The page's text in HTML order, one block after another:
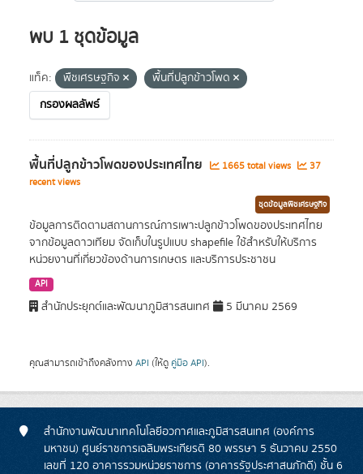
พบ 1 ชุดข้อมูล
แท็ค: พืชเศรษฐกิจ
พื้นที่ปลูกข้าวโพด
กรองผลลัพธ์
พื้นที่ปลูกข้าวโพดของประเทศไทย 1665 total views
37
recent views
ชุดข้อมูลพืชเศรษฐกิจ
ข้อมูลการติดตามสถานการณ์การเพาะปลูกข้าวโพดของประเทศไทย
จากข้อมูลดาวเทียม จัดเก็บในรูปแบบ shapefile ใช้สำหรับให้บริการ
หน่วยงานที่เกี่ยวข้องด้านการเกษตร และบริการประชาชน
API
สำนักประยุกต์และพัฒนาภูมิสารสนเทศ 5 มีนาคม 2569
คุณสามารถเข้าถึงคลังทาง API (ให้ดู คู่มือ API).
สำนักงานพัฒนาเทคโนโลยีอวกาศและภูมิสารสนเทศ (องค์การ
มหาชน) ศูนย์ราชการเฉลิมพระเกียรติ 80 พรรษา 5 ธันวาคม 2550
เลขที่ 120 อาคารรวมหน่วยราชการ (อาคารรัฐประศาสนภักดี) ชั้น 6